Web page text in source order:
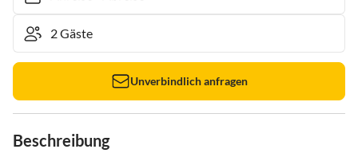
Unverbindlich anfragen
Beschreibung